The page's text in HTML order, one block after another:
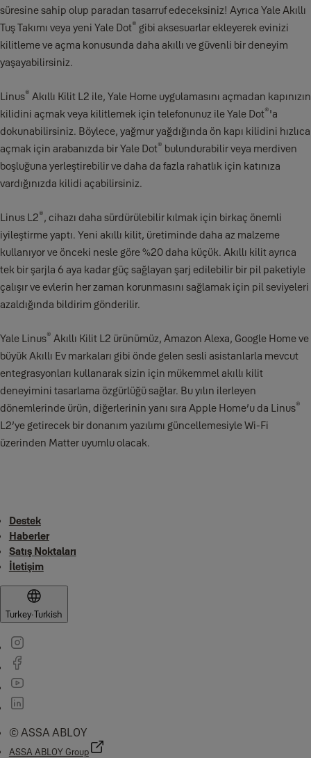
süresine sahip olup paradan tasarruf edeceksiniz! Ayrıca Yale Akıllı
Tuş Takımı veya yeni Yale Dot® gibi aksesuarlar ekleyerek evinizi
kilitleme ve açma konusunda daha akıllı ve güvenli bir deneyim
yaşayabilirsiniz.
Linus® Akıllı Kilit L2 ile, Yale Home uygulamasını açmadan kapınızın
kilidini açmak veya kilitlemek için telefonunuz ile Yale Dot®'a
dokunabilirsiniz. Böylece, yağmur yağdığında ön kapı kilidini hızlıca
açmak için arabanızda bir Yale Dot® bulundurabilir veya merdiven
boşluğuna yerleştirebilir ve daha da fazla rahatlık için katınıza
vardığınızda kilidi açabilirsiniz.
Linus L2®, cihazı daha sürdürülebilir kılmak için birkaç önemli
iyileştirme yaptı. Yeni akıllı kilit, üretiminde daha az malzeme
kullanıyor ve önceki nesle göre %20 daha küçük. Akıllı kilit ayrıca
tek bir şarjla 6 aya kadar güç sağlayan şarj edilebilir bir pil paketiyle
çalışır ve evlerin her zaman korunmasını sağlamak için pil seviyeleri
azaldığında bildirim gönderilir.
Yale Linus® Akıllı Kilit L2 ürünümüz, Amazon Alexa, Google Home ve
büyük Akıllı Ev markaları gibi önde gelen sesli asistanlarla mevcut
entegrasyonları kullanarak sizin için mükemmel akıllı kilit
deneyimini tasarlama özgürlüğü sağlar. Bu yılın ilerleyen
dönemlerinde ürün, diğerlerinin yanı sıra Apple Home’u da Linus®
L2’ye getirecek bir donanım yazılımı güncellemesiyle Wi-Fi
üzerinden Matter uyumlu olacak.
Destek
Haberler
Satış Noktaları
İletişim
Turkey·Turkish
© ASSA ABLOY
ASSA ABLOY Group